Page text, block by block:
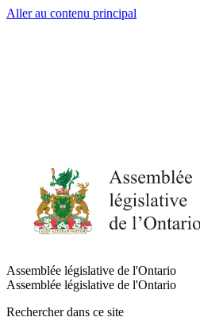
Aller au contenu principal
Assemblée législative de l'Ontario
Assemblée législative de l'Ontario
Rechercher dans ce site